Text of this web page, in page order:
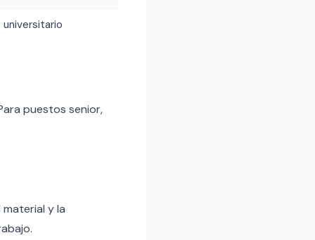
universitario
puestos senior,
y la